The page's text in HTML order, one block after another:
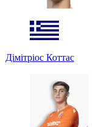
Дімітріос Коттас